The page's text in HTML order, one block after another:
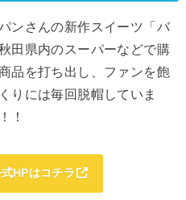
ンさんの新作スイーツ「バ
田県内のスーパーなどで購
品を打ち出し、ファンを飽
りには毎回脱帽していま
！
HPはコチラ